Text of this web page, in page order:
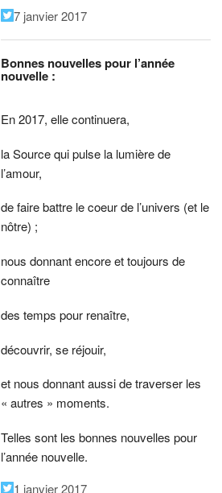
7 janvier 2017
Bonnes nouvelles pour l’année
nouvelle :
En 2017, elle continuera,
la Source qui pulse la lumière de
l’amour,
de faire battre le coeur de l’univers (et le
nôtre) ;
nous donnant encore et toujours de
connaître
des temps pour renaître,
découvrir, se réjouir,
et nous donnant aussi de traverser les
« autres » moments.
Telles sont les bonnes nouvelles pour
l’année nouvelle.
1 janvier 2017